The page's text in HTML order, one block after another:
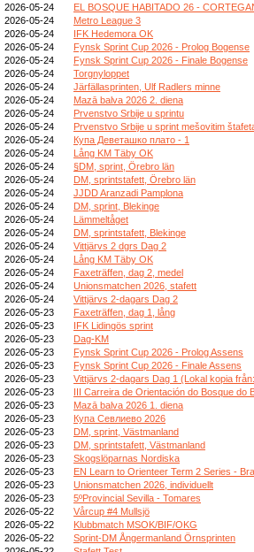
2026-05-24
EL BOSQUE HABITADO 26 -
2026-05-24
Metro League 3
2026-05-24
IFK Hedemora OK
2026-05-24
Fynsk Sprint Cup 2026 - Prolog Bogense
2026-05-24
Fynsk Sprint Cup 2026 - Finale Bogense
2026-05-24
Torgnyloppet
2026-05-24
Järfällasprinten, Ulf Radlers minne
2026-05-24
Mazā balva 2026 2. diena
2026-05-24
Prvenstvo Srbije u sprintu
2026-05-24
Prvenstvo Srbije u sprint mešovitim
2026-05-24
Купа Деветашко плато - 1
2026-05-24
Lång KM Täby OK
2026-05-24
§DM, sprint, Örebro län
2026-05-24
DM, sprintstafett, Örebro län
2026-05-24
JJDD Aranzadi Pamplona
2026-05-24
DM, sprint, Blekinge
2026-05-24
Lämmeltåget
2026-05-24
DM, sprintstafett, Blekinge
2026-05-24
Vittjärvs 2 dgrs Dag 2
2026-05-24
Lång KM Täby OK
2026-05-24
Faxeträffen, dag 2, medel
2026-05-24
Unionsmatchen 2026, stafett
2026-05-24
Vittjärvs 2-dagars Dag 2
2026-05-23
Faxeträffen, dag 1, lång
2026-05-23
IFK Lidingös sprint
2026-05-23
Dag-KM
2026-05-23
Fynsk Sprint Cup 2026 - Prolog Assens
2026-05-23
Fynsk Sprint Cup 2026 - Finale Assens
2026-05-23
Vittjärvs 2-dagars Dag 1 (Lokal kopia
2026-05-23
III Carreira de Orientación do Bosque do
2026-05-23
Mazā balva 2026 1. diena
2026-05-23
Купа Севлиево 2026
2026-05-23
DM, sprint, Västmanland
2026-05-23
DM, sprintstafett, Västmanland
2026-05-23
Skogslöparnas Nordiska
2026-05-23
EN Learn to Orienteer Term 2 Series -
2026-05-23
Unionsmatchen 2026, individuellt
2026-05-23
5ºProvincial Sevilla - Tomares
2026-05-22
Vårcup #4 Mullsjö
2026-05-22
Klubbmatch MSOK/BIF/OKG
2026-05-22
Sprint-DM Ångermanland Örnsprinten